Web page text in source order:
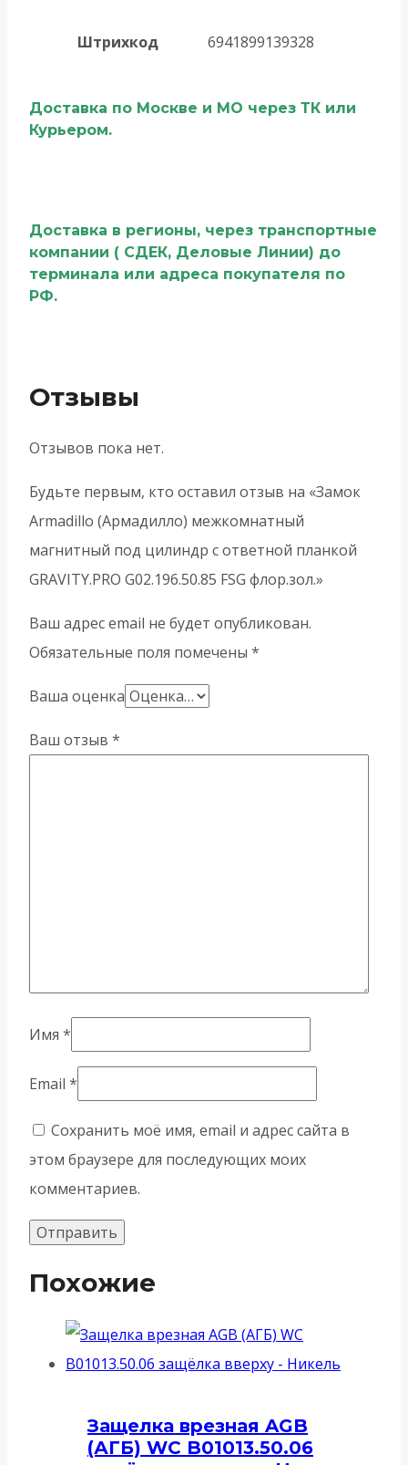
Штрихкод 6941899139328
Доставка по Москве и МО через ТК или
Курьером.
Доставка в регионы, через транспортные
компании ( СДЕК, Деловые Линии) до
терминала или адреса покупателя по
РФ.
Отзывы
Отзывов пока нет.
Будьте первым, кто оставил отзыв на «Замок
Armadillo (Армадилло) межкомнатный
магнитный под цилиндр с ответной планкой
GRAVITY.PRO G02.196.50.85 FSG флор.зол.»
Ваш адрес email не будет опубликован.
Обязательные поля помечены *
Ваша оценка
Ваш отзыв *
Имя *
Email *
Сохранить моё имя, email и адрес сайта в
этом браузере для последующих моих
комментариев.
Похожие
Защелка врезная AGB
(АГБ) WC B01013.50.06